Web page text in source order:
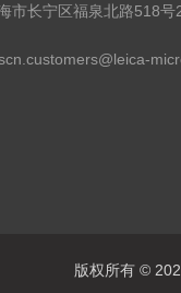
市长宁区福泉北路518号
版权所有 ©